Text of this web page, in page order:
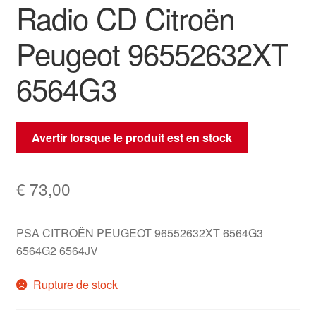
Radio CD Citroën
Peugeot 96552632XT
6564G3
Avertir lorsque le produit est en stock
€ 73,00
PSA CITROËN PEUGEOT 96552632XT 6564G3
6564G2 6564JV
Rupture de stock